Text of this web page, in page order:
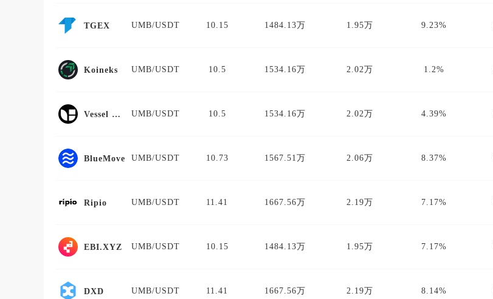
TGEX UMB/USDT 10.15 1484.13万 1.95万 9.23%
Koineks UMB/USDT 10.5 1534.16万 2.02万 1.2%
Vessel Finance UMB/USDT 10.5 1534.16万 2.02万 4.39%
BlueMove UMB/USDT 10.73 1567.51万 2.06万 8.37%
Ripio UMB/USDT 11.41 1667.56万 2.19万 7.17%
EBI.XYZ UMB/USDT 10.15 1484.13万 1.95万 7.17%
DXD UMB/USDT 11.41 1667.56万 2.19万 8.14%